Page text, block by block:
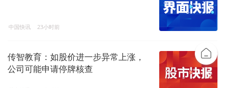
中国快讯 23小时前
传智教育：如股价进一步异常上涨，
公司可能申请停牌核查